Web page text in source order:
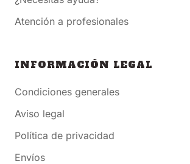
Atención a profesionales
INFORMACIÓN LEGAL
Condiciones generales
Aviso legal
Política de privacidad
Envíos